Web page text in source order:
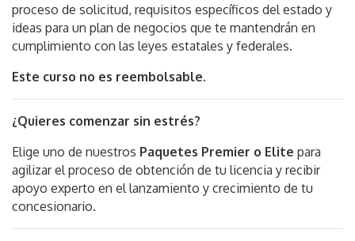
proceso de solicitud, requisitos específicos del estado y
ideas para un plan de negocios que te mantendrán en
cumplimiento con las leyes estatales y federales.
Este curso no es reembolsable.
¿Quieres comenzar sin estrés?
Elige uno de nuestros Paquetes Premier o Elite para
agilizar el proceso de obtención de tu licencia y recibir
apoyo experto en el lanzamiento y crecimiento de tu
concesionario.